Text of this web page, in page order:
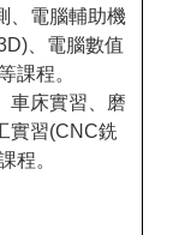
、電腦輔助機
、電腦數值
課程。
車床實習、磨
實習(CNC銑
程。